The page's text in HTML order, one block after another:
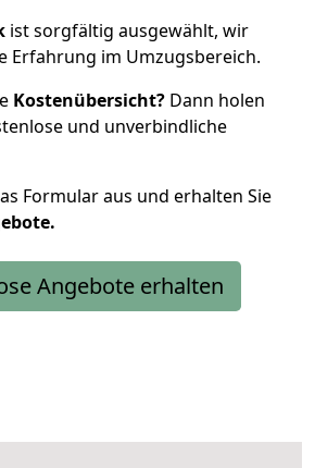
ist sorgfältig ausgewählt, wir
Erfahrung im Umzugsbereich.
Kostenübersicht? Dann holen
und unverbindliche
Formular aus und erhalten Sie
Angebote erhalten